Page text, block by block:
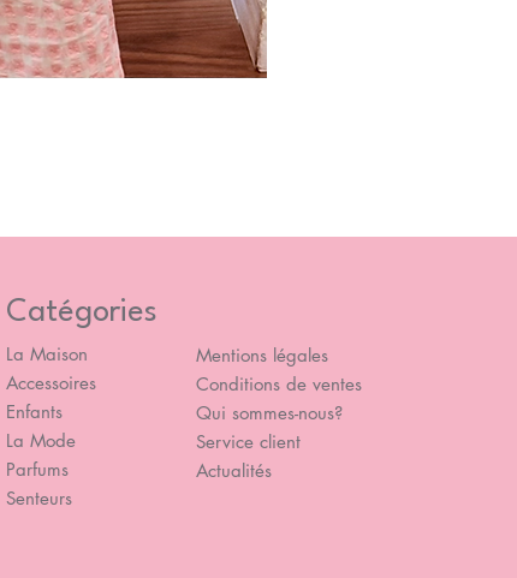
Catégories
La Maison
Accessoires
Enfants
La Mode
Parfums
Senteurs
Mentions légales
Conditions de ventes
Qui sommes-nous?
Service client
Actualités